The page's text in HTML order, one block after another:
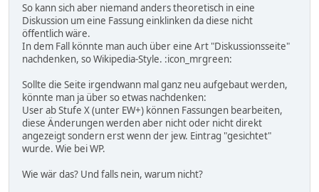
So kann sich aber niemand anders theoretisch in eine
Diskussion um eine Fassung einklinken da diese nicht
öffentlich wäre.
In dem Fall könnte man auch über eine Art "Diskussionsseite"
nachdenken, so Wikipedia-Style. :icon_mrgreen:
Sollte die Seite irgendwann mal ganz neu aufgebaut werden,
könnte man ja über so etwas nachdenken:
User ab Stufe X (unter EW+) können Fassungen bearbeiten,
diese Änderungen werden aber nicht oder nicht direkt
angezeigt sondern erst wenn der jew. Eintrag "gesichtet"
wurde. Wie bei WP.
Wie wär das? Und falls nein, warum nicht?